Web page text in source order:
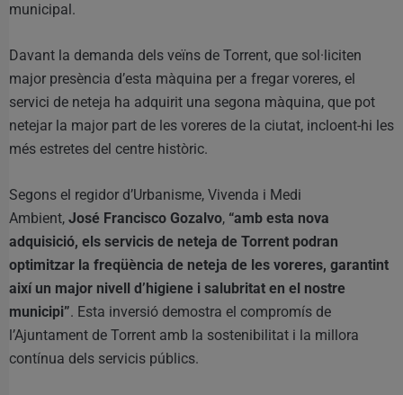
municipal.
Davant la demanda dels veïns de Torrent, que sol·liciten
major presència d’esta màquina per a fregar voreres, el
servici de neteja ha adquirit una segona màquina, que pot
netejar la major part de les voreres de la ciutat, incloent-hi les
més estretes del centre històric.
Segons el regidor d’Urbanisme, Vivenda i Medi
Ambient, José Francisco Gozalvo, “amb esta nova
adquisició, els servicis de neteja de Torrent podran
optimitzar la freqüència de neteja de les voreres, garantint
així un major nivell d’higiene i salubritat en el nostre
municipi”. Esta inversió demostra el compromís de
l’Ajuntament de Torrent amb la sostenibilitat i la millora
contínua dels servicis públics.